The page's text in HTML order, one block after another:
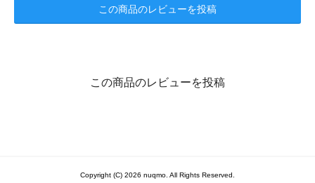
この商品のレビューを投稿
この商品のレビューを投稿
Copyright (C) 2026 nuqmo. All Rights Reserved.